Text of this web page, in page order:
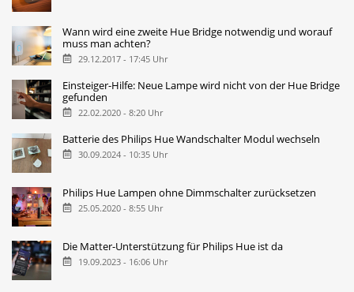
Wann wird eine zweite Hue Bridge notwendig und worauf
muss man achten?
29.12.2017 - 17:45 Uhr
Einsteiger-Hilfe: Neue Lampe wird nicht von der Hue Bridge
gefunden
22.02.2020 - 8:20 Uhr
Batterie des Philips Hue Wandschalter Modul wechseln
30.09.2024 - 10:35 Uhr
Philips Hue Lampen ohne Dimmschalter zurücksetzen
25.05.2020 - 8:55 Uhr
Die Matter-Unterstützung für Philips Hue ist da
19.09.2023 - 16:06 Uhr